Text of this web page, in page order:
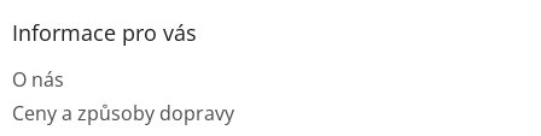
Informace pro vás
O nás
Ceny a způsoby dopravy